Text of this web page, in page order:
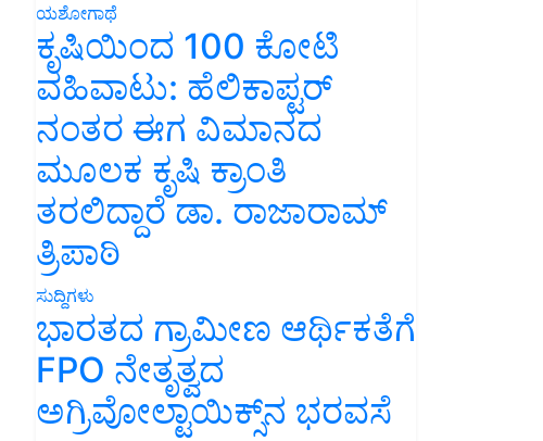
ಯಶೋಗಾಥೆ
ಕೃಷಿಯಿಂದ 100 ಕೋಟಿ
ವಹಿವಾಟು: ಹೆಲಿಕಾಪ್ಟರ್
ನಂತರ ಈಗ ವಿಮಾನದ
ಮೂಲಕ ಕೃಷಿ ಕ್ರಾಂತಿ
ತರಲಿದ್ದಾರೆ ಡಾ. ರಾಜಾರಾಮ್
ತ್ರಿಪಾಠಿ
ಸುದ್ದಿಗಳು
ಭಾರತದ ಗ್ರಾಮೀಣ ಆರ್ಥಿಕತೆಗೆ
FPO ನೇತೃತ್ವದ
ಅಗ್ರಿವೋಲ್ಟಾಯಿಕ್ಸ್‌ನ ಭರವಸೆ